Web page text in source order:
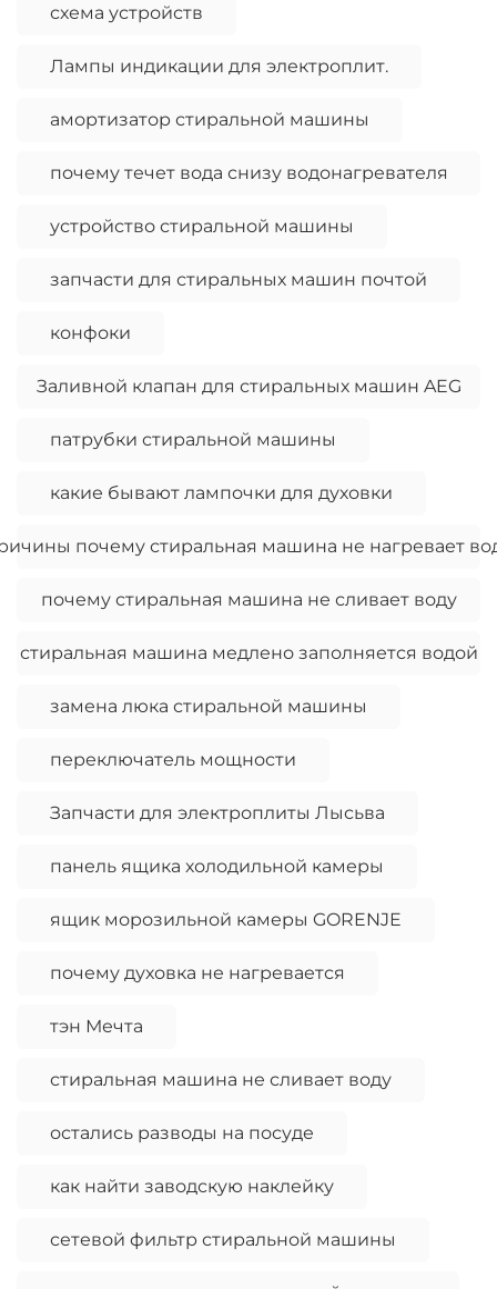
схема устройств
Лампы индикации для электроплит.
амортизатор стиральной машины
почему течет вода снизу водонагревателя
устройство стиральной машины
запчасти для стиральных машин почтой
конфоки
Заливной клапан для стиральных машин AEG
патрубки стиральной машины
какие бывают лампочки для духовки
почему стиральная машина не нагревает
почему стиральная машина не сливает воду
стиральная машина медлено заполняется водой
замена люка стиральной машины
переключатель мощности
Запчасти для электроплиты Лысьва
панель ящика холодильной камеры
ящик морозильной камеры GORENJE
почему духовка не нагревается
тэн Мечта
стиральная машина не сливает воду
остались разводы на посуде
как найти заводскую наклейку
сетевой фильтр стиральной машины